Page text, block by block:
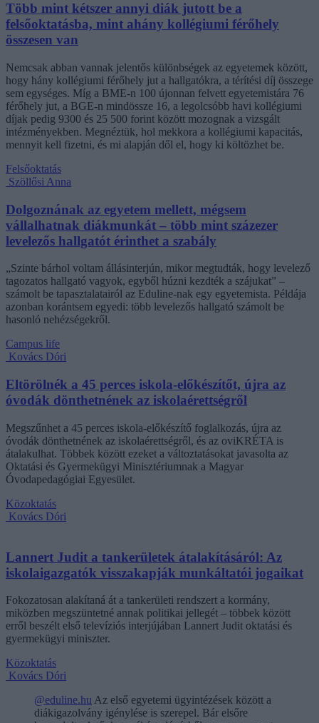
Több mint kétszer annyi diák jutott be a
felsőoktatásba, mint ahány kollégiumi férőhely
összesen van
Nemcsak abban vannak jelentős különbségek az egyetemek között,
hogy hány kollégiumi férőhely jut a hallgatókra, a térítési díj összege
sem egységes. Míg a BME-n 100 újonnan felvett egyetemistára 76
férőhely jut, a BGE-n mindössze 16, a legolcsóbb havi kollégiumi
díjak pedig 9300 és 25 500 forint között mozognak a vizsgált
intézményekben. Megnéztük, hol mekkora a kollégiumi kapacitás,
mennyit kell fizetni, és mi alapján dől el, hogy ki költözhet be.
Felsőoktatás
Szöllősi Anna
Dolgoznának az egyetem mellett, mégsem
vállalhatnak diákmunkát – több mint százezer
levelezős hallgatót érinthet a szabály
„Szinte bárhol voltam állásinterjún, mikor megtudták, hogy levelező
tagozatos hallgató vagyok, egyből húzni kezdték a szájukat” –
számolt be tapasztalatairól az Eduline-nak egy egyetemista. Példája
azonban korántsem egyedi: több levelezős hallgató számolt be
hasonló nehézségekről.
Campus life
Kovács Dóri
Eltörölnék a 45 perces iskola-előkészítőt, újra az
óvodák dönthetnének az iskolaérettségről
Megszűnhet a 45 perces iskola-előkészítő foglalkozás, újra az
óvodák dönthetnének az iskolaérettségről, és az oviKRÉTA is
átalakulhat. Többek között ezeket a változtatásokat javasolta az
Oktatási és Gyermekügyi Minisztériumnak a Magyar
Óvodapedagógiai Egyesület.
Közoktatás
Kovács Dóri
Lannert Judit a tankerületek átalakításáról: Az
iskolaigazgatók visszakapják munkáltatói jogaikat
Fokozatosan alakítaná át a tankerületi rendszert a kormány,
miközben megszüntetné annak politikai jellegét – többek között
erről beszélt első televíziós interjújában Lannert Judit oktatási és
gyermekügyi miniszter.
Közoktatás
Kovács Dóri
@eduline.hu Az első egyetemi ügyintézések között a
diákigazolvány igénylése is szerepel. Bár elsőre